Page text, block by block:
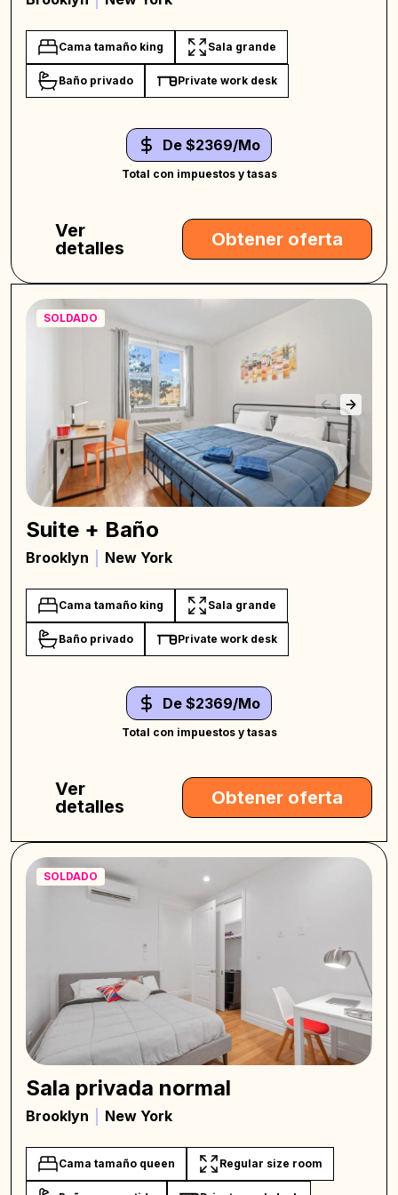
Cama tamaño king Sala grande
Baño privado Private work desk
De $2369/Mo
Total con impuestos y tasas
Ver
detalles
Obtener oferta
SOLDADO
Suite + Baño
Brooklyn New York
Cama tamaño king Sala grande
Baño privado Private work desk
De $2369/Mo
Total con impuestos y tasas
Ver
detalles
Obtener oferta
SOLDADO
Sala privada normal
Brooklyn New York
Cama tamaño queen Regular size room